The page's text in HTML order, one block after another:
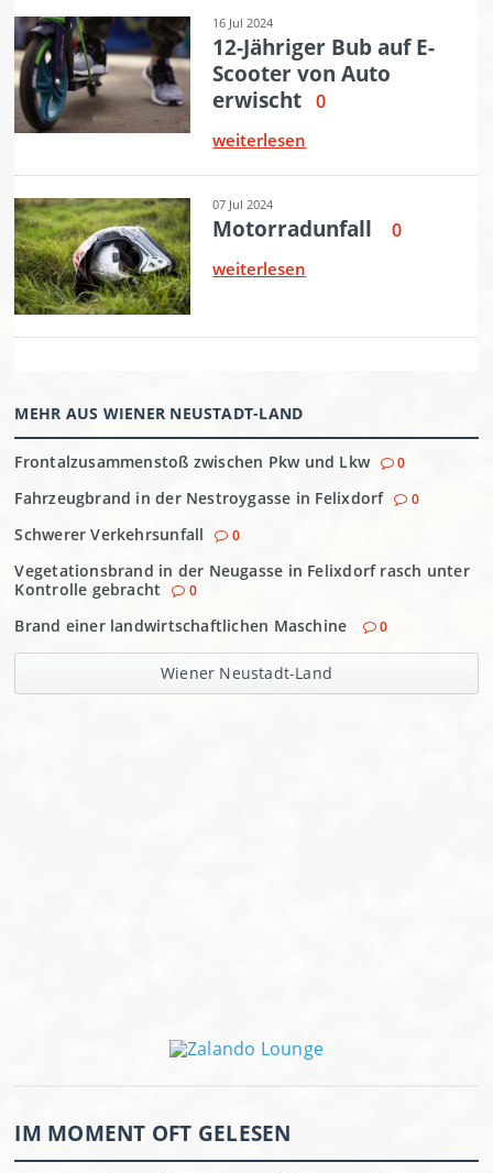
MEHR AUS WIENER NEUSTADT-LAND
Frontalzusammenstoß zwischen Pkw und Lkw 0
Fahrzeugbrand in der Nestroygasse in Felixdorf 0
Schwerer Verkehrsunfall 0
Vegetationsbrand in der Neugasse in Felixdorf rasch unter
Kontrolle gebracht
0
Brand einer landwirtschaftlichen Maschine 0
Wiener Neustadt-Land
IM MOMENT OFT GELESEN